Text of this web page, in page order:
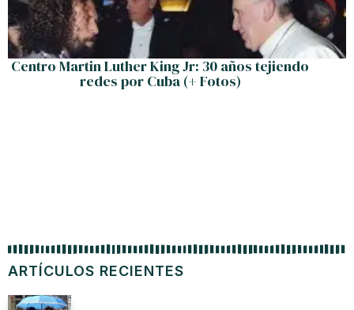
ARTÍCULOS RECIENTES
Centro Martin Luther King Jr: 30 años tejiendo
redes por Cuba (+ Fotos)